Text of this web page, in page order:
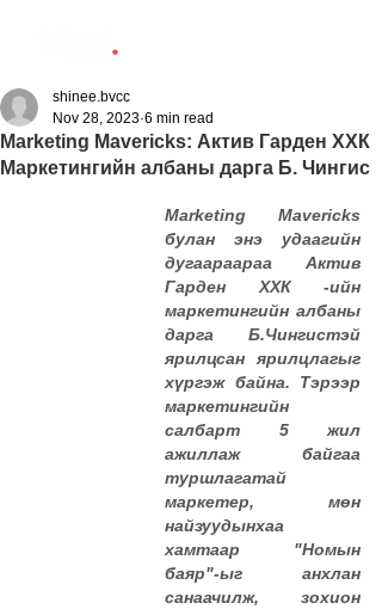
Marketing Mavericks: Актив Гарден ХХК
Маркетингийн албаны дарга Б. Чингис
shinee.bvcc
Nov 28, 2023 6 min read
Marketing Mavericks
булан энэ удаагийн
дугаараараа Актив
Гарден ХХК -ийн
маркетингийн албаны
дарга  Б.Чингистэй
ярилцсан ярилцлагыг
хүргэж байна. Тэрээр
маркетингийн
салбарт 5 жил
ажиллаж байгаа
туршлагатай
маркетер, мөн
найзуудынхаа
хамтаар "Номын
баяр"-ыг анхлан
санаачилж, зохион